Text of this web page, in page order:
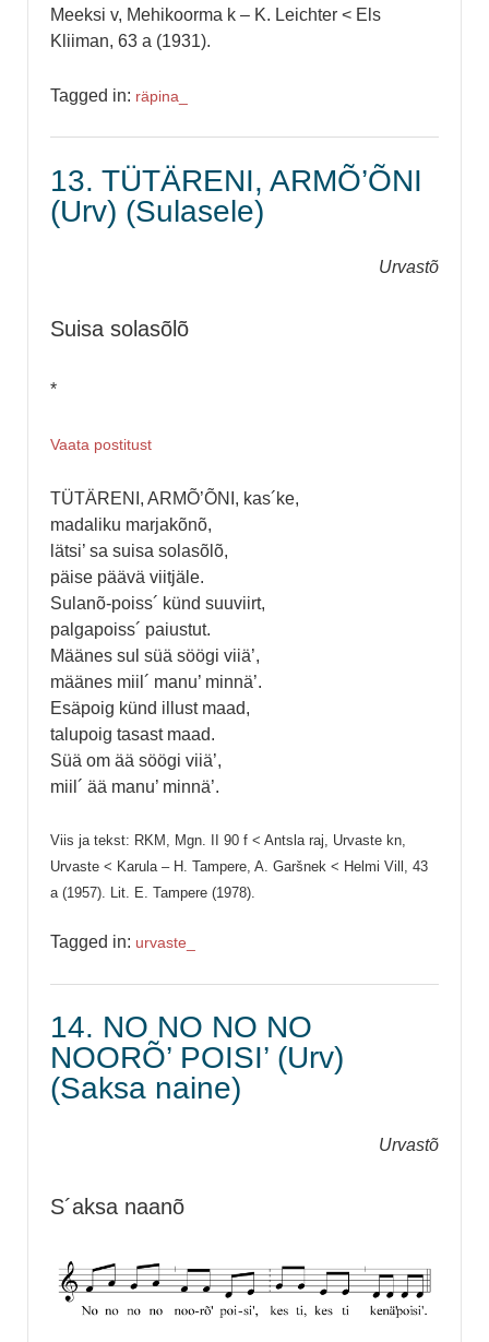
Meeksi v, Mehikoorma k – K. Leichter < Els
Kliiman, 63 a (1931).
Tagged in: räpina_
13. TÜTÄRENI, ARMÕ’ÕNI
(Urv) (Sulasele)
Urvastõ
Suisa solasõlõ
*
Vaata postitust
TÜTÄRENI, ARMÕ’ÕNI, kas´ke,
madaliku marjakõnõ,
lätsi’ sa suisa solasõlõ,
päise päävä viitjäle.
Sulanõ-poiss´ künd suuviirt,
palgapoiss´ paiustut.
Määnes sul süä söögi viiä’,
määnes miil´ manu’ minnä’.
Esäpoig künd illust maad,
talupoig tasast maad.
Süä om ää söögi viiä’,
miil´ ää manu’ minnä’.
Viis ja tekst: RKM, Mgn. II 90 f < Antsla raj, Urvaste kn,
Urvaste < Karula – H. Tampere, A. Garšnek < Helmi Vill, 43
a (1957). Lit. E. Tampere (1978).
Tagged in: urvaste_
14. NO NO NO NO
NOORÕ’ POISI’ (Urv)
(Saksa naine)
Urvastõ
S´aksa naanõ